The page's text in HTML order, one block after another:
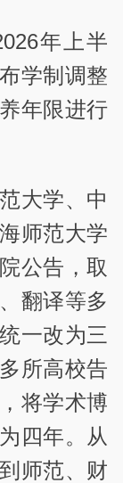
年上半
学制调整
年限进行
大学、中
师范大学
公告，取
翻译等多
一改为三
所高校告
将学术博
四年。从
师范、财